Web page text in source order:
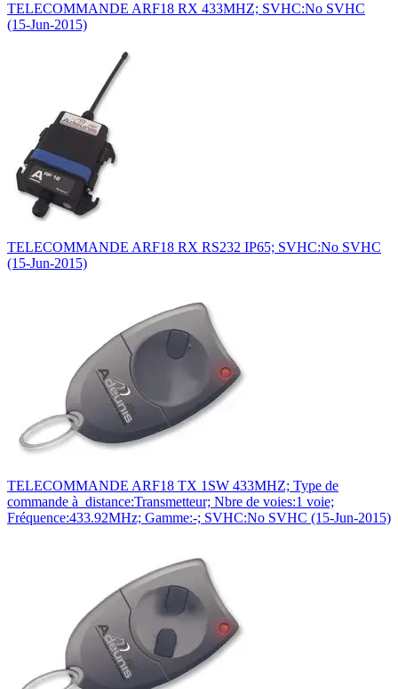
TELECOMMANDE ARF18 RX 433MHZ; SVHC:No SVHC
(15-Jun-2015)
TELECOMMANDE ARF18 RX RS232 IP65; SVHC:No SVHC
(15-Jun-2015)
TELECOMMANDE ARF18 TX 1SW 433MHZ; Type de
commande à distance:Transmetteur; Nbre de voies:1 voie;
Fréquence:433.92MHz; Gamme:-; SVHC:No SVHC (15-Jun-2015)